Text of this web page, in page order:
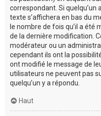
correspondant. Si quelqu’un
texte s’affichera en bas du
le nombre de fois qu’il a été
de la dernière modification.
modérateur ou un
cependant ils ont la
ont modifié le message de
utilisateurs ne peuvent pas
quelqu’un y a répondu.
Haut